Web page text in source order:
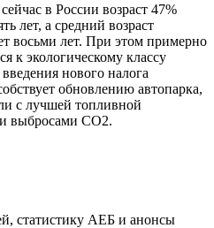
сейчас в России возраст 47%
лет, а средний возраст
восьми лет. При этом примерно
к экологическому классу
нового налога
обновлению автопарка,
с лучшей топливной
выбросами СО2.
статистику АЕБ и анонсы